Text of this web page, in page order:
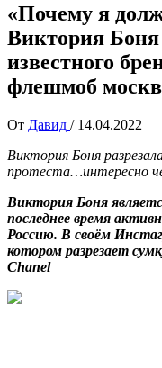
«Почему я
Виктория Боня
известного
флешмоб
От Давид / 14.04.2022
Виктория Боня
протеста…интересно
Виктория Боня
последнее время
Россию. В своём
котором разрезает
Chanel